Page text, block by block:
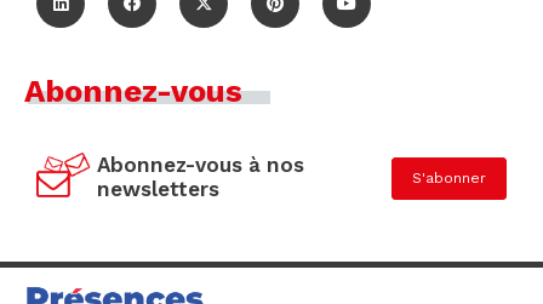
Abonnez-vous
Abonnez-vous à nos
newsletters
S'abonner